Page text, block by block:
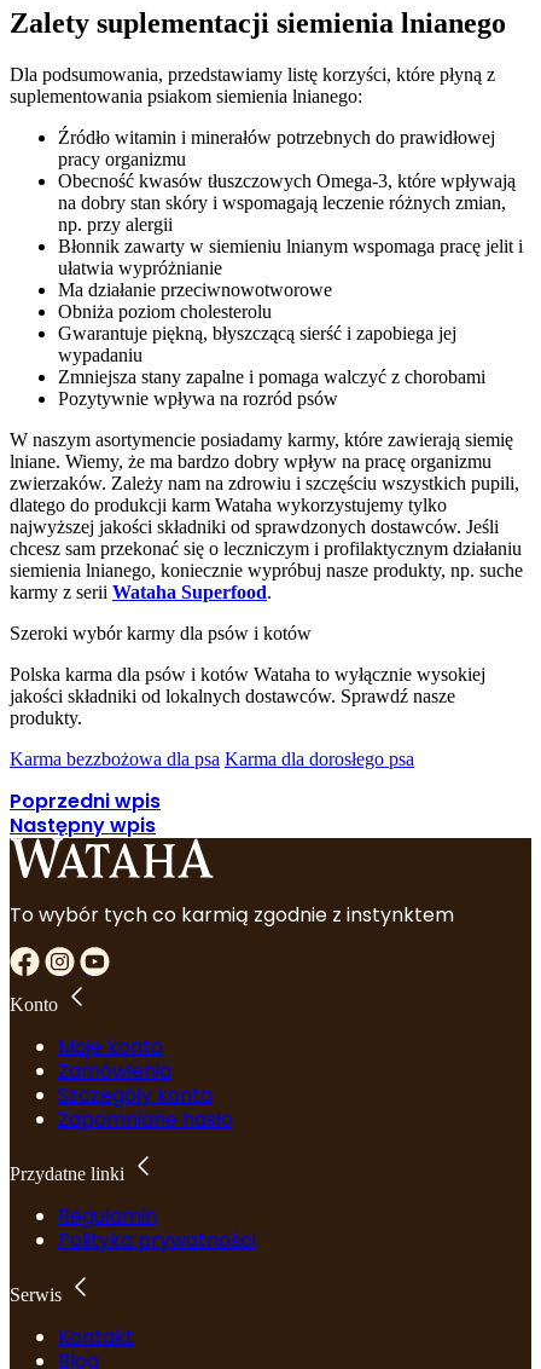
Zalety suplementacji siemienia lnianego
Dla podsumowania, przedstawiamy listę korzyści, które płyną z
suplementowania psiakom siemienia lnianego:
Źródło witamin i minerałów potrzebnych do prawidłowej
pracy organizmu
Obecność kwasów tłuszczowych Omega-3, które wpływają
na dobry stan skóry i wspomagają leczenie różnych zmian,
np. przy alergii
Błonnik zawarty w siemieniu lnianym wspomaga pracę jelit i
ułatwia wypróżnianie
Ma działanie przeciwnowotworowe
Obniża poziom cholesterolu
Gwarantuje piękną, błyszczącą sierść i zapobiega jej
wypadaniu
Zmniejsza stany zapalne i pomaga walczyć z chorobami
Pozytywnie wpływa na rozród psów
W naszym asortymencie posiadamy karmy, które zawierają siemię
lniane. Wiemy, że ma bardzo dobry wpływ na pracę organizmu
zwierzaków. Zależy nam na zdrowiu i szczęściu wszystkich pupili,
dlatego do produkcji karm Wataha wykorzystujemy tylko
najwyższej jakości składniki od sprawdzonych dostawców. Jeśli
chcesz sam przekonać się o leczniczym i profilaktycznym działaniu
siemienia lnianego, koniecznie wypróbuj nasze produkty, np. suche
karmy z serii Wataha Superfood.
Szeroki wybór karmy dla psów i kotów
Polska karma dla psów i kotów Wataha to wyłącznie wysokiej
jakości składniki od lokalnych dostawców. Sprawdź nasze
produkty.
Karma bezzbożowa dla psa Karma dla dorosłego psa
Poprzedni wpis
Następny wpis
To wybór tych co karmią zgodnie z instynktem
Konto
Moje konto
Zamówienia
Szczegóły konta
Zapomniane hasło
Przydatne linki
Regulamin
Polityka prywatności
Serwis
Kontakt
Blog